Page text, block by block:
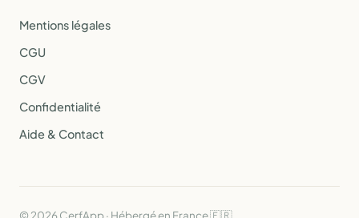
Mentions légales
CGU
CGV
Confidentialité
Aide & Contact
© 2026 CerfApp · Hébergé en France 🇫🇷